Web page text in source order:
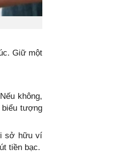
Giữ một
không,
tượng
sở hữu ví
tiền bạc.